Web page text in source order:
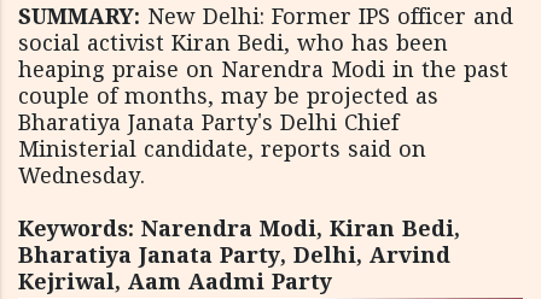
SUMMARY: New Delhi: Former IPS officer and
social activist Kiran Bedi, who has been
heaping praise on Narendra Modi in the past
couple of months, may be projected as
Bharatiya Janata Party's Delhi Chief
Ministerial candidate, reports said on
Wednesday.
Keywords: Narendra Modi, Kiran Bedi,
Bharatiya Janata Party, Delhi, Arvind
Kejriwal, Aam Aadmi Party